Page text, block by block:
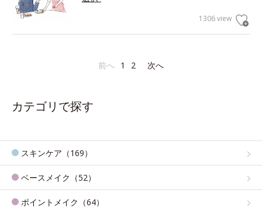
1306 view
前へ 1 2 次へ
カテゴリで探す
スキンケア（169）
ベースメイク（52）
ポイントメイク（64）